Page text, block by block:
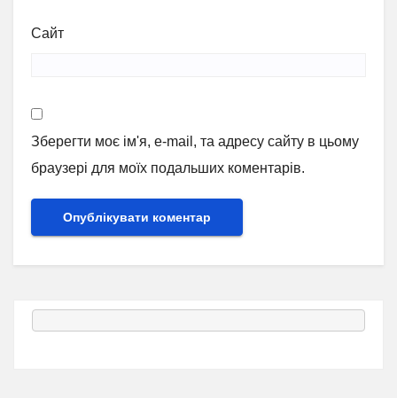
Сайт
Зберегти моє ім'я, e-mail, та адресу сайту в цьому
браузері для моїх подальших коментарів.